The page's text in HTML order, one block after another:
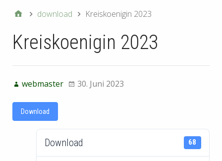
download Kreiskoenigin 2023
Kreiskoenigin 2023
webmaster 30. Juni 2023
Download
Download 68